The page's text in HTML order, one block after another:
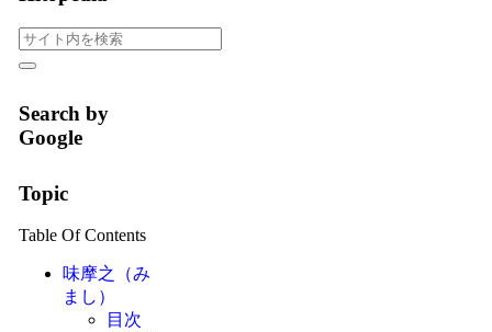
Search by
Google
Topic
Table Of Contents
味摩之（み
まし）
目次